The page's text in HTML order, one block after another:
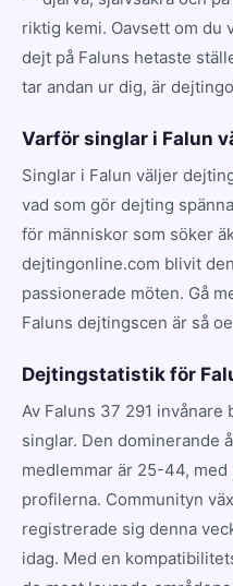
riktig kemi. Oavsett om du
dejt på Faluns hetaste
tar andan ur dig, är
Varför singlar i Falun
Singlar i Falun väljer
vad som gör dejting
för människor som söker
dejtingonline.com blivit
passionerade möten. Gå
Faluns dejtingscen är så
Dejtingstatistik för
Av Faluns 37 291 invånare
singlar. Den dominerande
medlemmar är 25-44,
profilerna. Communityn
registrerade sig denna
idag. Med en